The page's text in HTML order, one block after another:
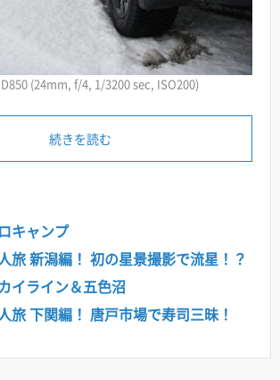
(24mm, f/4, 1/3200 sec, ISO200)
続きを読む
キャンプ
旅 新潟編！ 初の星景撮影で流星！？
イライン＆五色沼
旅 下関編！ 唐戸市場で寿司三昧！